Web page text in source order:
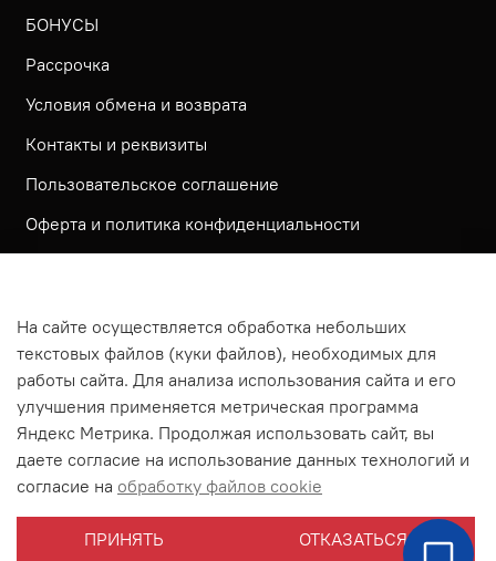
БОНУСЫ
Рассрочка
Условия обмена и возврата
Контакты и реквизиты
Пользовательское соглашение
Оферта и политика конфиденциальности
Согласие посетителя сайта на обработку
персональных данных
На сайте используется метрическая система ЯНДЕКС
МЕТРИКА
На сайте применяются рекомендательные технологии
Согласие на получение рассылки рекламно-
информационных материалов
На сайте осуществляется обработка небольших
текстовых файлов (куки файлов), необходимых для
работы сайта. Для анализа использования сайта и его
улучшения применяется метрическая программа
Яндекс Метрика. Продолжая использовать сайт, вы
даете согласие на использование данных технологий и
согласие на обработку файлов cookie
ПРИНЯТЬ ОТКАЗАТЬСЯ